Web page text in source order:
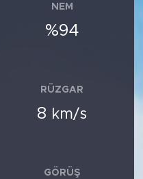
NEM
%94
RÜZGAR
8 km/s
GÖRÜŞ